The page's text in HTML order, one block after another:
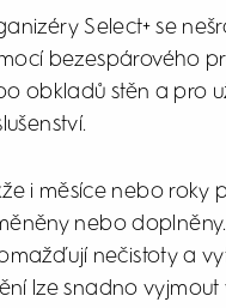
Select+ se
bezespárového
obkladů stěn a pro
i měsíce nebo
nebo
nečistoty a
lze snadno